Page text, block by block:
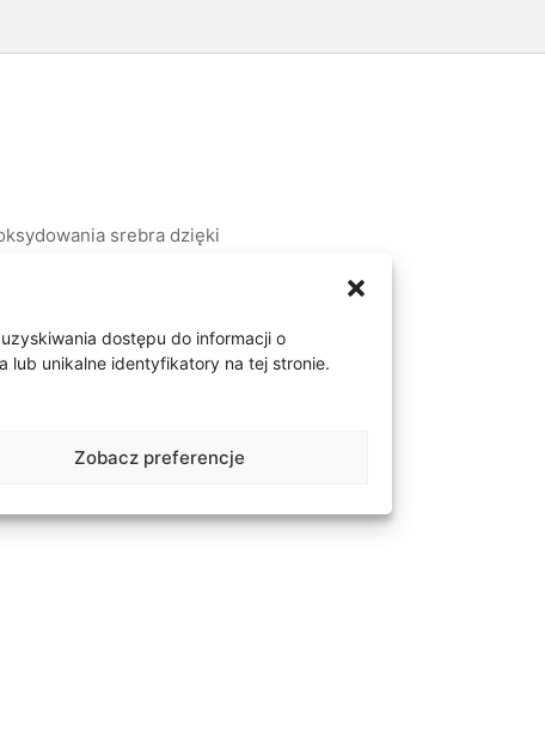
dostępu do informacji o
lub unikalne identyfikatory na tej stronie.
Zobacz preferencje
srebra dzięki
x wysokość (z opaską)